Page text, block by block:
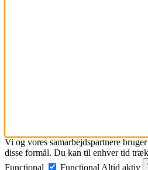
Vi og vores samarbejdspartnere
disse formål. Du kan til enhver tid
Functional
Functional Altid aktiv